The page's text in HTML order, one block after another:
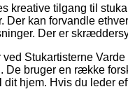
kreative tilgang til
kan forvandle
Der er
Stukartisterne
bruger en række
hjem. Hvis du leder